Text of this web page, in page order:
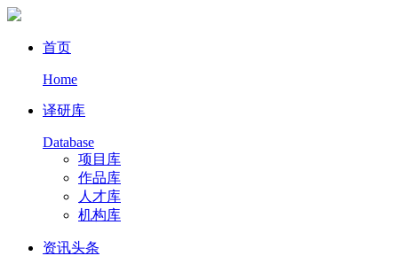
首页
Home
译研库
Database
项目库
作品库
人才库
机构库
资讯头条